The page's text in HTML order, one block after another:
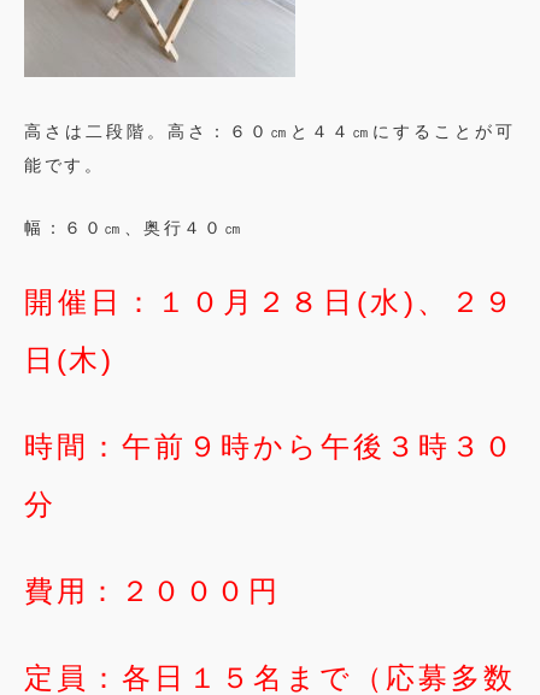
高さは二段階。高さ：６０㎝と４４㎝にすることが可
能です。
幅：６０㎝、奥行４０㎝
開催日：１０月２８日(水)、２９
日(木)
時間：午前９時から午後３時３０
分
費用：２０００円
定員：各日１５名まで（応募多数